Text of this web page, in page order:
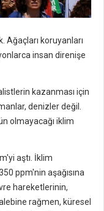
Ağaçları koruyanları
insan direnişe
kazanması için
denizler değil.
olmayacağı iklim
aştı. İklim
ppm'nin aşağısına
hareketlerinin,
rağmen, küresel